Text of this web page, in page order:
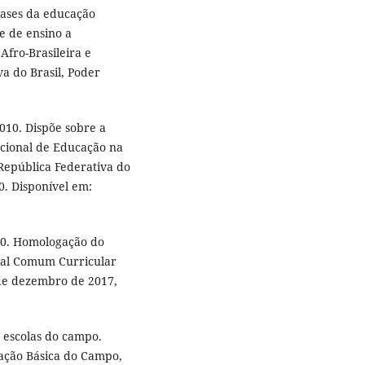
da educação
de ensino a
Brasileira e
do Brasil, Poder
Dispõe sobre a
de Educação na
Federativa do
Disponível em:
Homologação do
Comum Curricular
dezembro de 2017,
do campo.
Básica do Campo,